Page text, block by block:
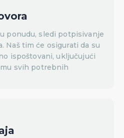
ponudu, sledi potpisivanje
Naš tim će osigurati da su
ispoštovani, uključujući
svih potrebnih